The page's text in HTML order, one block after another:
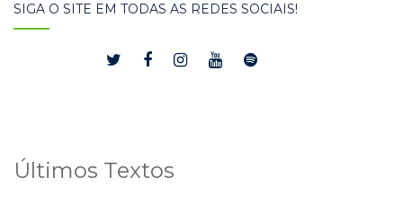
SIGA O SITE EM TODAS AS REDES SOCIAIS!
Últimos Textos